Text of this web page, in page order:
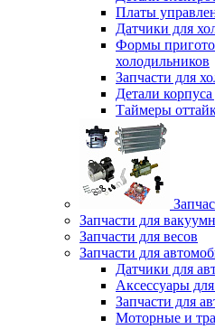
Платы
Датчики для
Формы
холодильников
Запчасти для
Детали
Таймеры
Запчасти для
Запчасти для весов
Запчасти для
Датчики для
Аксессуары
Запчасти для
Моторные и